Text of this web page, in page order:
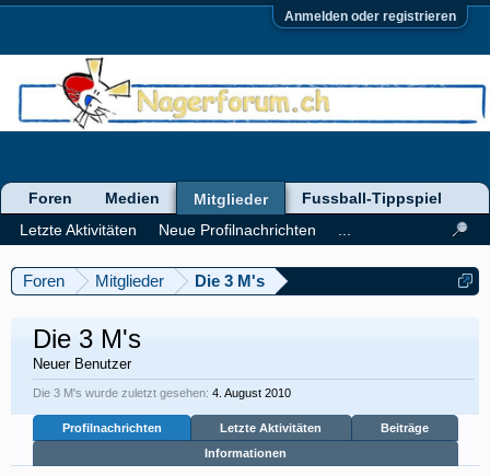
Anmelden oder registrieren
Foren Mitglieder Die 3 M's
Die 3 M's
Neuer Benutzer
Die 3 M's wurde zuletzt gesehen: 4. August 2010
Profilnachrichten Letzte Aktivitäten
Beiträge
Informationen
Foren Medien
Mitglieder
Letzte Aktivitäten
Neue Profilnachrichten
Fussball-Tippspiel